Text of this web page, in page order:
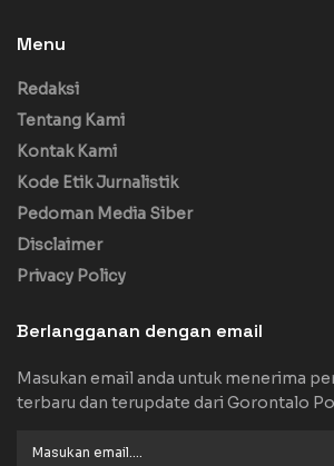
Menu
Redaksi
Tentang Kami
Kontak Kami
Kode Etik Jurnalistik
Pedoman Media Siber
Disclaimer
Privacy Policy
Berlangganan dengan email
Masukan email anda untuk menerima
terbaru dan terupdate dari Gorontalo